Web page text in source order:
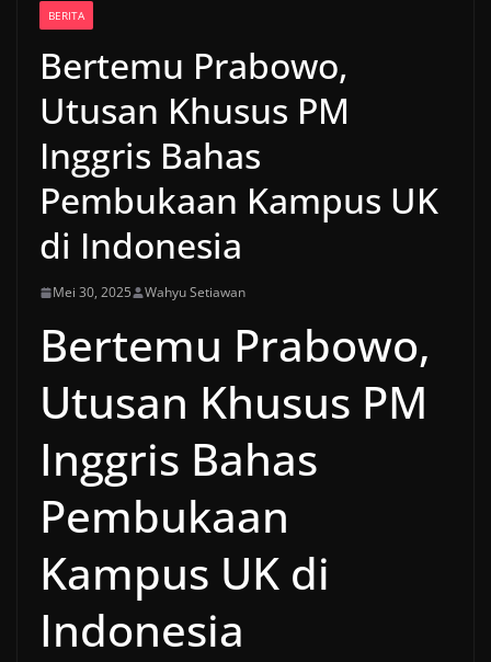
BERITA
Bertemu Prabowo,
Utusan Khusus PM
Inggris Bahas
Pembukaan Kampus UK
di Indonesia
Mei 30, 2025 Wahyu Setiawan
Bertemu Prabowo,
Utusan Khusus PM
Inggris Bahas
Pembukaan
Kampus UK di
Indonesia